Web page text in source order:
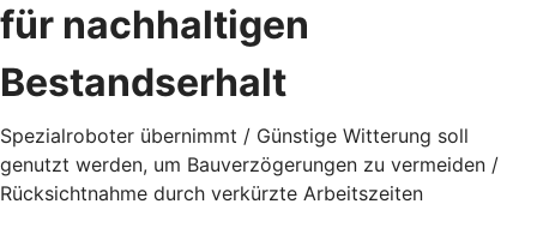
für nachhaltigen
Bestandserhalt
Spezialroboter übernimmt / Günstige Witterung soll
genutzt werden, um Bauverzögerungen zu vermeiden /
Rücksichtnahme durch verkürzte Arbeitszeiten